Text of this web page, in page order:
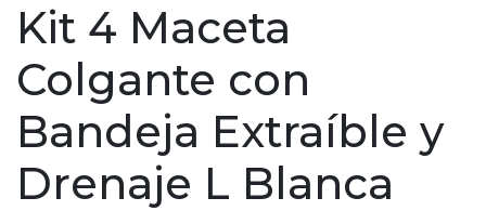
Kit 4 Maceta
Colgante con
Bandeja Extraíble y
Drenaje L Blanca